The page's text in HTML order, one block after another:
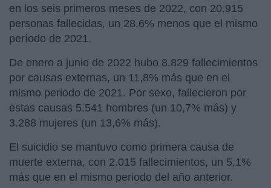
en los seis primeros meses de 2022, con 20.915
personas fallecidas, un 28,6% menos que el mismo
período de 2021.
De enero a junio de 2022 hubo 8.829 fallecimientos
por causas externas, un 11,8% más que en el
mismo periodo de 2021. Por sexo, fallecieron por
estas causas 5.541 hombres (un 10,7% más) y
3.288 mujeres (un 13,6% más).
El suicidio se mantuvo como primera causa de
muerte externa, con 2.015 fallecimientos, un 5,1%
más que en el mismo periodo del año anterior.